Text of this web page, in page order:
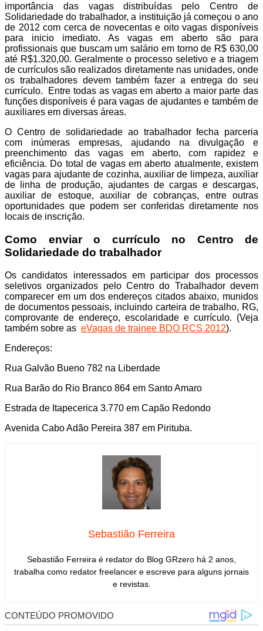
importância das vagas distribuídas pelo Centro de
Solidariedade do trabalhador, a instituição já começou o ano
de 2012 com cerca de novecentas e oito vagas disponíveis
para inicio imediato. As vagas em aberto são para
profissionais que buscam um salário em torno de R$ 630,00
até R$1.320,00. Geralmente o processo seletivo e a triagem
de currículos são realizados diretamente nas unidades, onde
os trabalhadores devem também fazer a entrega do seu
currículo. Entre todas as vagas em aberto a maior parte das
funções disponíveis é para vagas de ajudantes e também de
auxiliares em diversas áreas.
O Centro de solidariedade ao trabalhador fecha parceria
com inúmeras empresas, ajudando na divulgação e
preenchimento das vagas em aberto, com rapidez e
eficiência. Do total de vagas em aberto atualmente, existem
vagas para ajudante de cozinha, auxiliar de limpeza, auxiliar
de linha de produção, ajudantes de cargas e descargas,
auxiliar de estoque, auxiliar de cobranças, entre outras
oportunidades que podem ser conferidas diretamente nos
locais de inscrição.
Como enviar o currículo no Centro de
Solidariedade do trabalhador
Os candidatos interessados em participar dos processos
seletivos organizados pelo Centro do Trabalhador devem
comparecer em um dos endereços citados abaixo, munidos
de documentos pessoais, incluindo carteira de trabalho, RG,
comprovante de endereço, escolaridade e currículo. (Veja
também sobre as eVagas de trainee BDO RCS 2012).
Endereços:
Rua Galvão Bueno 782 na Liberdade
Rua Barão do Rio Branco 864 em Santo Amaro
Estrada de Itapecerica 3.770 em Capão Redondo
Avenida Cabo Adão Pereira 387 em Pirituba.
Sebastião Ferreira
Sebastião Ferreira é redator do Blog GRzero há 2 anos,
trabalha como redator freelancer e escreve para alguns jornais
e revistas.